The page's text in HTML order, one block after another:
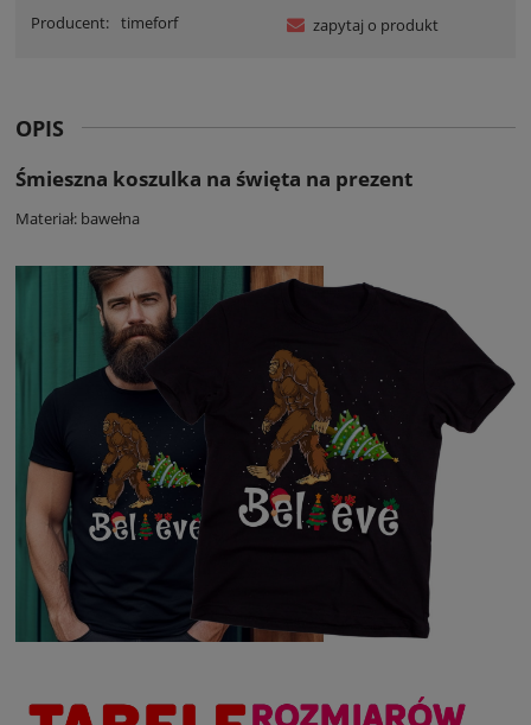
Producent: timeforf zapytaj o produkt
OPIS
Śmieszna koszulka na święta na prezent
Materiał: bawełna